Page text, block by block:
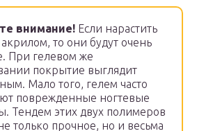
внимание! Если нарастить
то они будут очень
При гелевом же
покрытие выглядит
Мало того, гелем часто
поврежденные ногтевые
Тендем этих двух полимеров
только прочное, но и весьма